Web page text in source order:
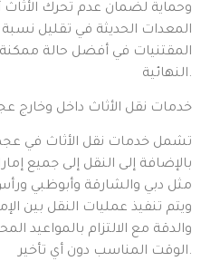
وحماية لضمان عدم تحرك الأثاث
المعدات الحديثة في تقليل
المقتنيات في أفضل حالة
النهائية.
خدمات نقل الأثاث داخل وخارج
تشمل خدمات نقل الأثاث في
بالإضافة إلى النقل إلى جميع
مثل دبي والشارقة وأبوظبي
ويتم تنفيذ عمليات النقل بين
والدقة مع الالتزام بالمواعيد
الوقت المناسب دون أي تأخير.